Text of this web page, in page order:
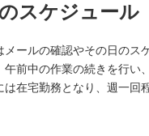
スケジュール
メールの確認やその日のス
午前中の作業の続きを行い
は在宅勤務となり、週一回